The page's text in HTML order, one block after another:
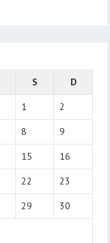
S
D
1
2
8
9
15
16
22
23
29
30